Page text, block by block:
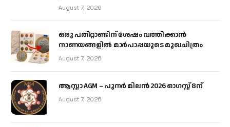
August 7, 2026
ഒരു പതിറ്റാണ്ടിന് ശേഷം വത്തിക്കാൻ
നാണയങ്ങളിൽ മാർപാപ്പയുടെ മുഖചിത്രം
August 7, 2026
ആസ്റ്റാ AGM – പുനർ മിലൻ 2026 ഓഗസ്റ്റ് 8ന്
August 7, 2026